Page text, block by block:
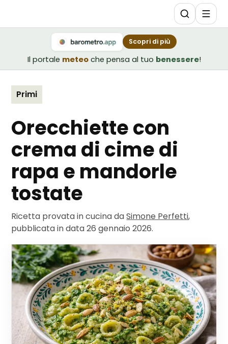
Il portale meteo che pensa al tuo benessere!
Scopri di più
Primi
Orecchiette con
crema di cime di
rapa e mandorle
tostate
Ricetta provata in cucina daSimone Perfetti,
pubblicata in data26 gennaio 2026.